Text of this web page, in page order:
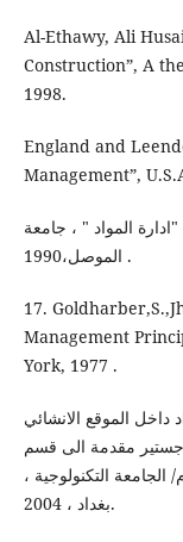
Al-Ethawy, Ali
Construction”, A
1998.
England and
Management”,
المواد " ، جامعة
الموصل،1990 .
17.
Management
York, 1977 .
الموقع الانشائي
مقدمة الى قسم
الجامعة التكنولوجية ،
بغداد ، 2004.